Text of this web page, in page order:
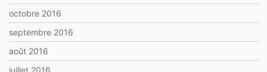
octobre 2016
septembre 2016
août 2016
juillet 2016